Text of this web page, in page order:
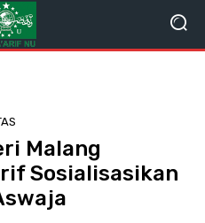
Malang
Sosialisasikan